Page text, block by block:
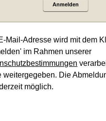
Anmelden
Mail-Adresse wird mit dem
im Rahmen unserer
weitergegeben. Die
möglich.